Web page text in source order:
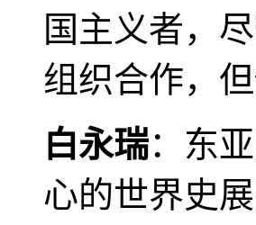
国主义者，
组织合作，
白永瑞：东
心的世界史